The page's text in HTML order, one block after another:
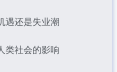
遇还是失业潮
类社会的影响